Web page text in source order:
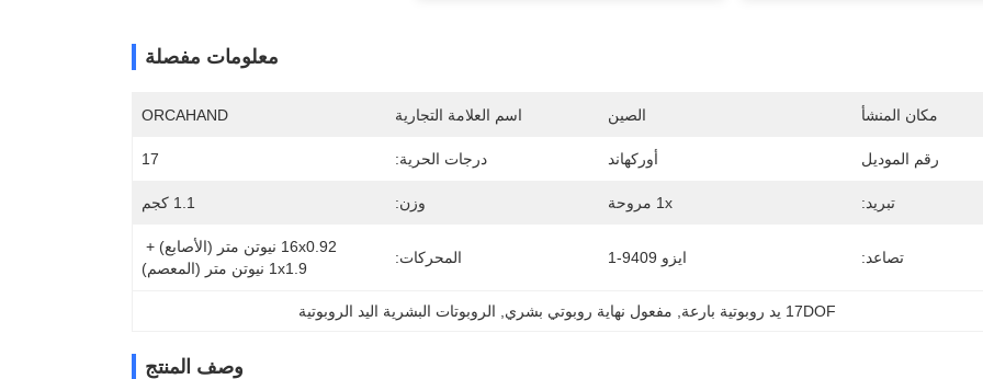
معلومات مفصلة
مكان المنشأ الصين اسم العلامة التجارية ORCAHAND
رقم الموديل أوركهاند درجات الحرية: 17
تبريد: 1x مروحة وزن: 1.1 كجم
تصاعد: ايزو 9409-1 المحركات:
1x1.9 نيوتن متر (المعصم)
17DOF يد روبوتية بارعة مفعول نهاية روبوتي بشري الروبوتات البشرية اليد الروبوتية
وصف المنتج